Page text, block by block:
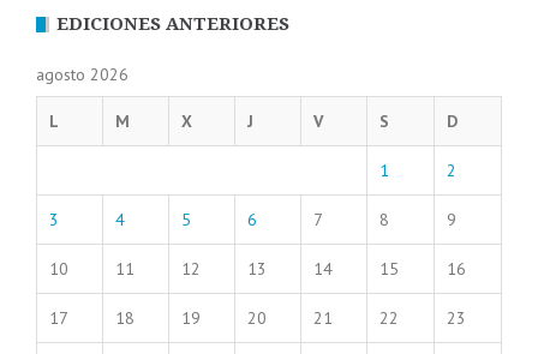
EDICIONES ANTERIORES
agosto 2026
L M X J V S D
1 2
3 4 5 6 7 8 9
10 11 12 13 14 15 16
17 18 19 20 21 22 23